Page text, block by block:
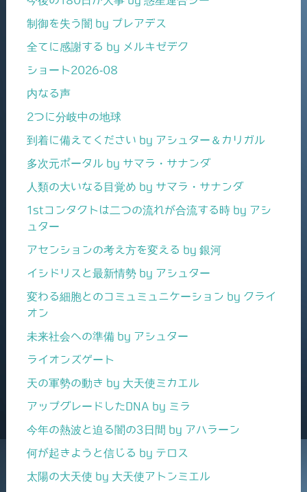
制御を失う闇 by プレアデス
全てに感謝する by メルキゼデク
ショート2026-08
内なる声
2つに分岐中の地球
到着に備えてください by アシュター＆カリガル
多次元ポータル by サマラ・サナンダ
人類の大いなる目覚め by サマラ・サナンダ
1stコンタクトは二つの流れが合流する時 by アシ
ュター
アセンションの考え方を変える by 銀河
イシドリスと最新情勢 by アシュター
変わる細胞とのコミュミュニケーション by クライ
オン
未来社会への準備 by アシュター
ライオンズゲート
天の軍勢の動き by 大天使ミカエル
アップグレードしたDNA by ミラ
今年の熱波と迫る闇の3日間 by アハラーン
何が起きようと信じる by テロス
太陽の大天使 by 大天使アトンミエル